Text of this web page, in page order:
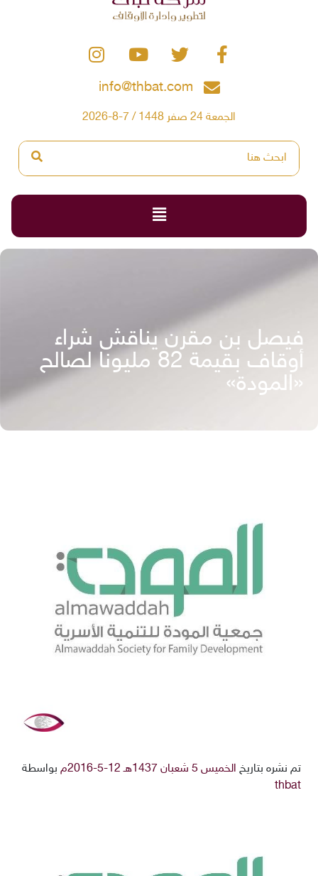
info@thbat.com
الجمعة 24 صفر 1448 / 7-8-2026
فيصل بن مقرن يناقش شراء
أوقاف بقيمة 82 مليونا لصالح
«المودة»
تم نشره بتاريخ الخميس 5 شعبان 1437هـ 12-5-2016م
بواسطة
thbat